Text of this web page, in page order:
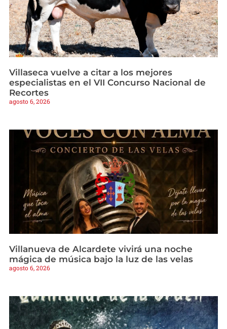
Villaseca vuelve a citar a los mejores
especialistas en el VII Concurso Nacional de
Recortes
agosto 6, 2026
Villanueva de Alcardete vivirá una noche
mágica de música bajo la luz de las velas
agosto 6, 2026